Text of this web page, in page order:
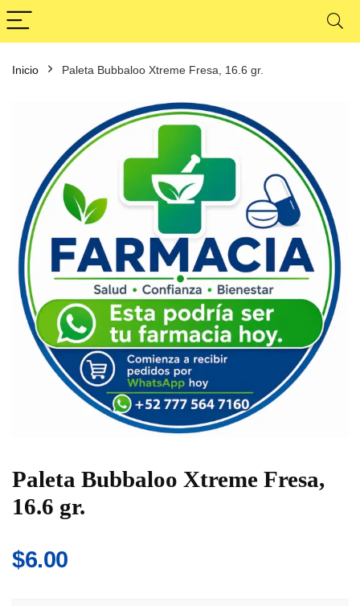
Inicio Paleta Bubbaloo Xtreme Fresa, 16.6 gr.
Paleta Bubbaloo Xtreme Fresa,
16.6 gr.
$6.00